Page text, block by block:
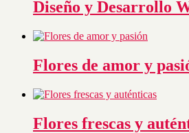
Diseño y Desarrollo
Flores de amor y
Flores frescas y